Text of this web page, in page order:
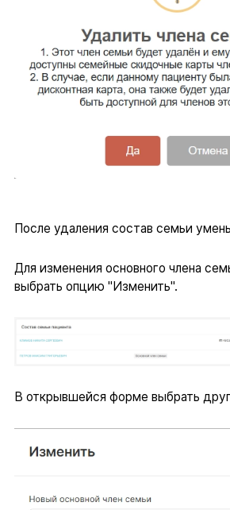
После удаления состав семьи
Для изменения основного члена
выбрать опцию "Изменить".
В открывшейся форме выбрать